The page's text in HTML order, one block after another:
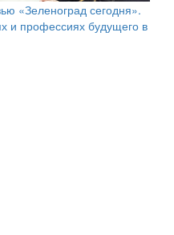
«Зеленоград сегодня».
и профессиях будущего в